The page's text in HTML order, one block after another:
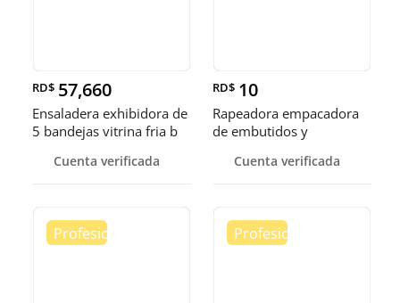
RD$ 57,660
Ensaladera exhibidora de
5 bandejas vitrina fria b
Cuenta verificada
RD$ 10
Rapeadora empacadora
de embutidos y
Cuenta verificada